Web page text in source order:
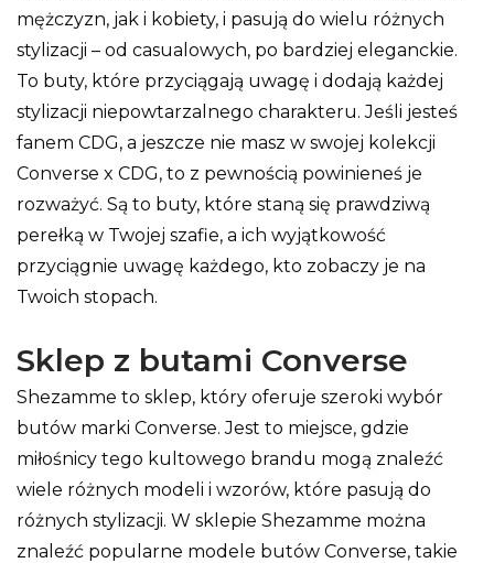
mężczyzn, jak i kobiety, i pasują do wielu różnych
stylizacji – od casualowych, po bardziej eleganckie.
To buty, które przyciągają uwagę i dodają każdej
stylizacji niepowtarzalnego charakteru. Jeśli jesteś
fanem CDG, a jeszcze nie masz w swojej kolekcji
Converse x CDG, to z pewnością powinieneś je
rozważyć. Są to buty, które staną się prawdziwą
perełką w Twojej szafie, a ich wyjątkowość
przyciągnie uwagę każdego, kto zobaczy je na
Twoich stopach.
Sklep z butami Converse
Shezamme to sklep, który oferuje szeroki wybór
butów marki Converse. Jest to miejsce, gdzie
miłośnicy tego kultowego brandu mogą znaleźć
wiele różnych modeli i wzorów, które pasują do
różnych stylizacji. W sklepie Shezamme można
znaleźć popularne modele butów Converse, takie